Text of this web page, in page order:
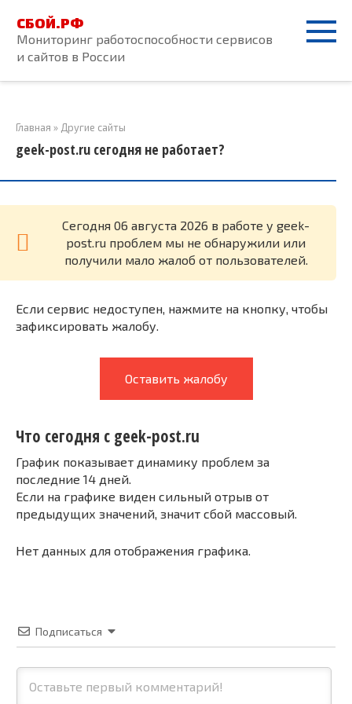
контенту
СБОЙ.РФ
Мониторинг работоспособности сервисов
и сайтов в России
Главная » Другие сайты
geek-post.ru сегодня не работает?
Cегодня 06 августа 2026 в работе у geek-
post.ru проблем мы не обнаружили или
получили мало жалоб от пользователей.
Если сервис недоступен, нажмите на кнопку, чтобы
зафиксировать жалобу.
Оставить жалобу
Что сегодня с geek-post.ru
График показывает динамику проблем за
последние 14 дней.
Если на графике виден сильный отрыв от
предыдущих значений, значит сбой массовый.
Нет данных для отображения графика.
Подписаться